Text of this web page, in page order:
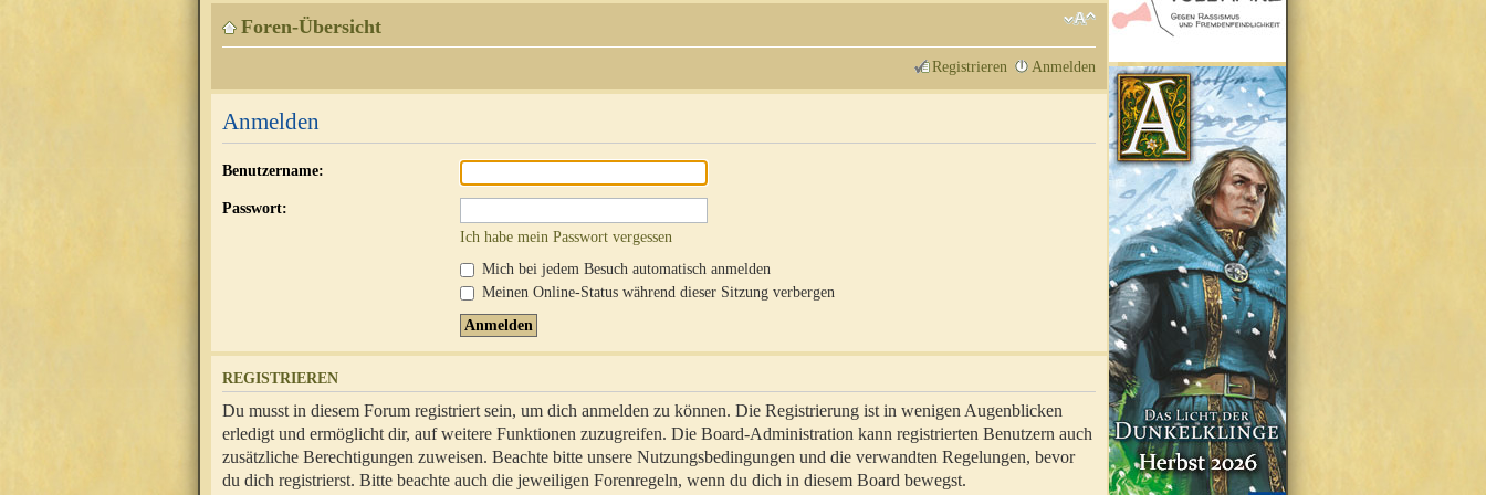
Foren-Übersicht
Registrieren Anmelden
Anmelden
Benutzername:
Passwort:
Ich habe mein Passwort vergessen
Mich bei jedem Besuch automatisch anmelden
Meinen Online-Status während dieser Sitzung verbergen
REGISTRIEREN
Du musst in diesem Forum registriert sein, um dich anmelden zu können. Die Registrierung ist in wenigen Augenblicken
erledigt und ermöglicht dir, auf weitere Funktionen zuzugreifen. Die Board-Administration kann registrierten Benutzern auch
zusätzliche Berechtigungen zuweisen. Beachte bitte unsere Nutzungsbedingungen und die verwandten Regelungen, bevor
du dich registrierst. Bitte beachte auch die jeweiligen Forenregeln, wenn du dich in diesem Board bewegst.